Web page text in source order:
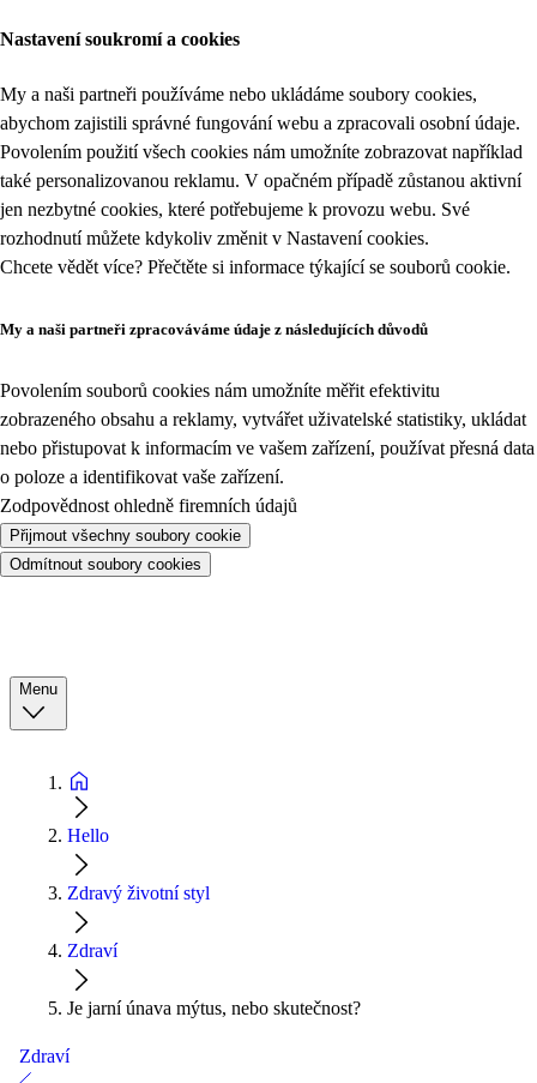
Nastavení soukromí a cookies
My a naši partneři používáme nebo ukládáme soubory cookies,
abychom zajistili správné fungování webu a zpracovali osobní údaje.
Povolením použití všech cookies nám umožníte zobrazovat například
také personalizovanou reklamu. V opačném případě zůstanou aktivní
jen nezbytné cookies, které potřebujeme k provozu webu. Své
rozhodnutí můžete kdykoliv změnit v Nastavení cookies.
Chcete vědět více? Přečtěte si informace týkající se souborů cookie.
My a naši partneři zpracováváme údaje z následujících důvodů
Povolením souborů cookies nám umožníte měřit efektivitu
zobrazeného obsahu a reklamy, vytvářet uživatelské statistiky, ukládat
nebo přistupovat k informacím ve vašem zařízení, používat přesná data
o poloze a identifikovat vaše zařízení.
Zodpovědnost ohledně firemních údajů
Přijmout všechny soubory cookie
Odmítnout soubory cookies
Menu
Hello
Zdravý životní styl
Zdraví
Je jarní únava mýtus, nebo skutečnost?
Zdraví